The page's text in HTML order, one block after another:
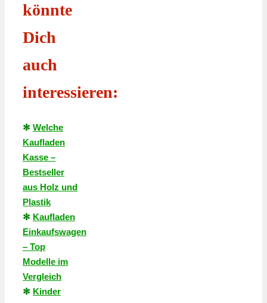
könnte
Dich
auch
interessieren:
✻ Welche
Kaufladen
Kasse –
Bestseller
aus Holz und
Plastik
✻ Kaufladen
Einkaufswagen
– Top
Modelle im
Vergleich
✻ Kinder